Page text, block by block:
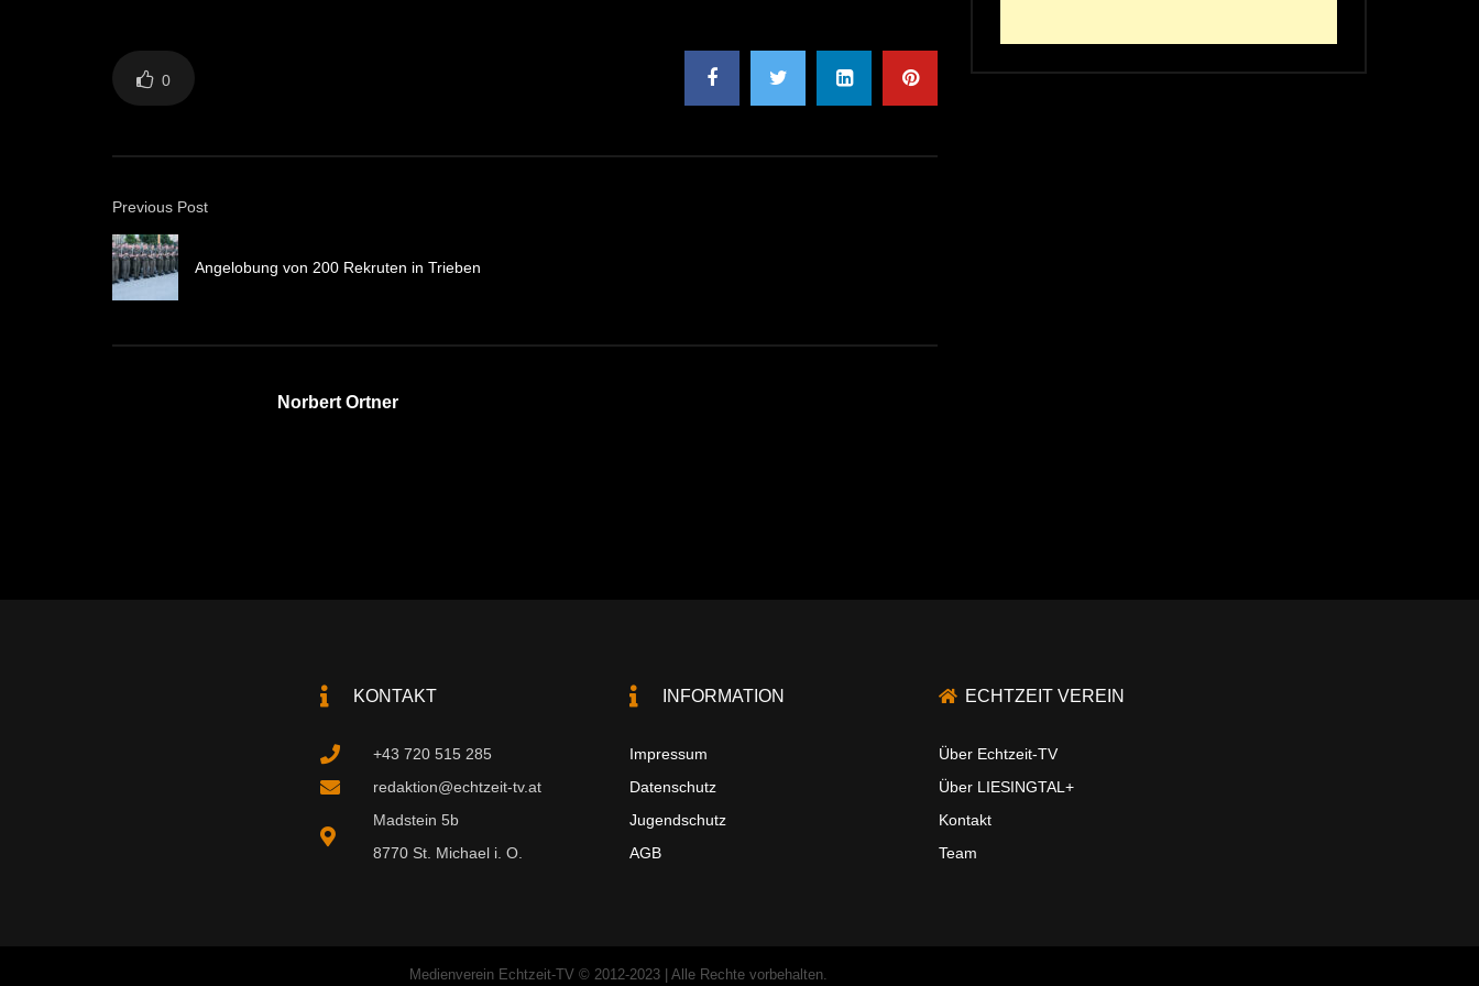
0
Previous Post
Angelobung von 200 Rekruten in Trieben
Norbert Ortner
KONTAKT
+43 720 515 285
redaktion@echtzeit-tv.at
Madstein 5b
8770 St. Michael i. O.
INFORMATION
Impressum
Datenschutz
Jugendschutz
AGB
ECHTZEIT VEREIN
Über Echtzeit-TV
Über LIESINGTAL+
Kontakt
Team
Medienverein Echtzeit-TV © 2012-2023 | Alle Rechte vorbehalten.